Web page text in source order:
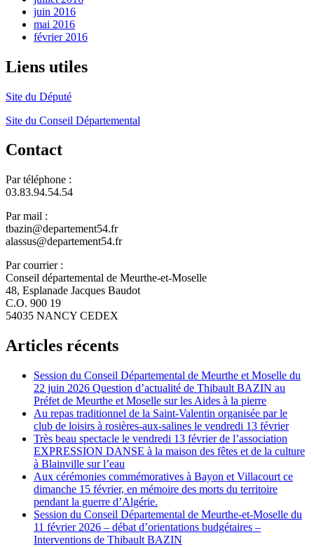
juin 2016
mai 2016
février 2016
Liens utiles
Site du Député
Site du Conseil Départemental
Contact
Par téléphone :
03.83.94.54.54
Par mail :
tbazin@departement54.fr
alassus@departement54.fr
Par courrier :
Conseil départemental de Meurthe-et-Moselle
48, Esplanade Jacques Baudot
C.O. 900 19
54035 NANCY CEDEX
Articles récents
Session du Conseil Départemental de Meurthe et Moselle du
22 juin 2026 Question d’actualité de Thibault BAZIN au
Préfet de Meurthe et Moselle sur les Aides à la pierre
Au repas traditionnel de la Saint-Valentin organisée par le
club de loisirs à rosières-aux-salines le vendredi 13 février
Très beau spectacle le vendredi 13 février de l’association
EXPRESSION DANSE à la maison des fêtes et de la culture
à Blainville sur l’eau
Aux cérémonies commémoratives à Bayon et Villacourt ce
dimanche 15 février, en mémoire des morts du territoire
pendant la guerre d’Algérie.
Session du Conseil Départemental de Meurthe-et-Moselle du
11 février 2026 – débat d’orientations budgétaires –
Interventions de Thibault BAZIN